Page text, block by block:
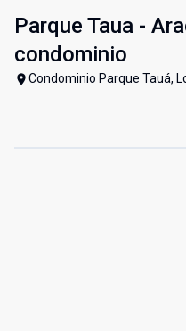
Parque Taua -
condominio
Condominio Parque Tauá,